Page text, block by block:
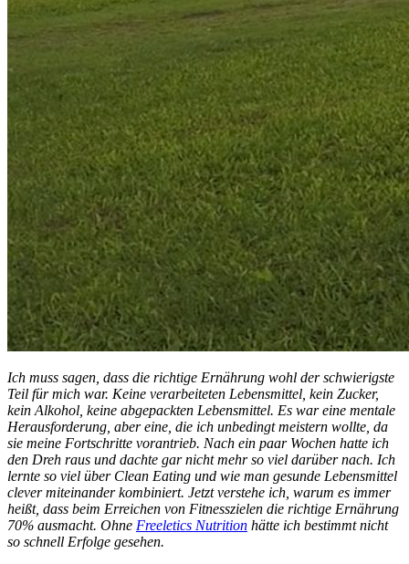
Ich muss sagen, dass die richtige Ernährung wohl der schwierigste
Teil für mich war. Keine verarbeiteten Lebensmittel, kein Zucker,
kein Alkohol, keine abgepackten Lebensmittel. Es war eine mentale
Herausforderung, aber eine, die ich unbedingt meistern wollte, da
sie meine Fortschritte vorantrieb. Nach ein paar Wochen hatte ich
den Dreh raus und dachte gar nicht mehr so viel darüber nach. Ich
lernte so viel über Clean Eating und wie man gesunde Lebensmittel
clever miteinander kombiniert. Jetzt verstehe ich, warum es immer
heißt, dass beim Erreichen von Fitnesszielen die richtige Ernährung
70% ausmacht. Ohne Freeletics Nutrition hätte ich bestimmt nicht
so schnell Erfolge gesehen.